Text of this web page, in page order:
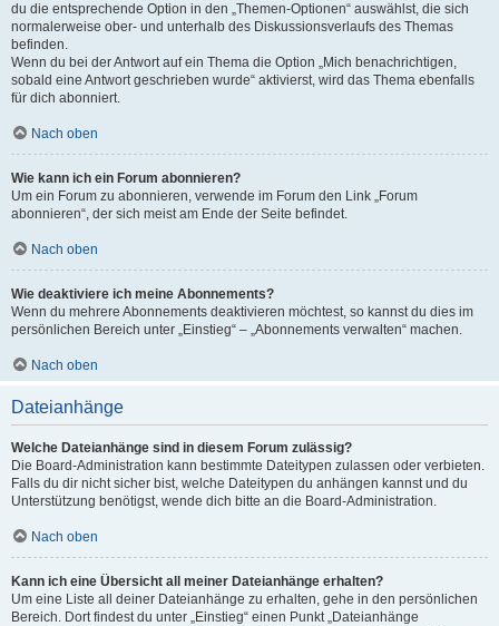
du die entsprechende Option in den „Themen-Optionen“ auswählst, die sich
normalerweise ober- und unterhalb des Diskussionsverlaufs des Themas
befinden.
Wenn du bei der Antwort auf ein Thema die Option „Mich benachrichtigen,
sobald eine Antwort geschrieben wurde“ aktivierst, wird das Thema ebenfalls
für dich abonniert.
Nach oben
Wie kann ich ein Forum abonnieren?
Um ein Forum zu abonnieren, verwende im Forum den Link „Forum
abonnieren“, der sich meist am Ende der Seite befindet.
Nach oben
Wie deaktiviere ich meine Abonnements?
Wenn du mehrere Abonnements deaktivieren möchtest, so kannst du dies im
persönlichen Bereich unter „Einstieg“ – „Abonnements verwalten“ machen.
Nach oben
Dateianhänge
Welche Dateianhänge sind in diesem Forum zulässig?
Die Board-Administration kann bestimmte Dateitypen zulassen oder verbieten.
Falls du dir nicht sicher bist, welche Dateitypen du anhängen kannst und du
Unterstützung benötigst, wende dich bitte an die Board-Administration.
Nach oben
Kann ich eine Übersicht all meiner Dateianhänge erhalten?
Um eine Liste all deiner Dateianhänge zu erhalten, gehe in den persönlichen
Bereich. Dort findest du unter „Einstieg“ einen Punkt „Dateianhänge